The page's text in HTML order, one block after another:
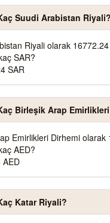
Suudi Arabistan Riyali?
Riyali olarak
SAR?
SAR
Birleşik Arap
Emirlikleri Dirhemi
AED?
AED
Katar Riyali?